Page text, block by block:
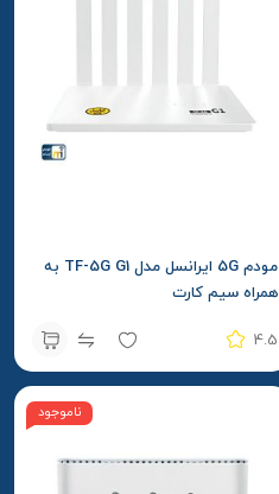
مودم 5G ایرانسل مدل TF-5G G1 به
همراه سیم کارت
4.5
ناموجود